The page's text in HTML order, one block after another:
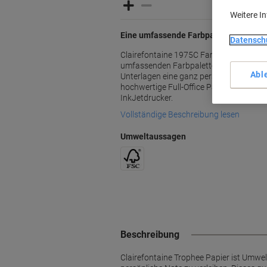
Eine umfassende Farbpalette
Clairefontaine 1975C Farbpapier DIN
umfassenden Farbpalette und
Unterlagen eine ganz persönliche Note
hochwertige Full-Office Papier ist
InkJetdrucker.
Vollständige Beschreibung lesen
Umweltaussagen
Beschreibung
Clairefontaine Trophee Papier ist
Weitere